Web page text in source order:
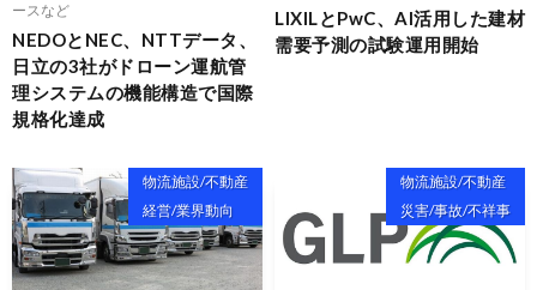
ースなど
NEDOとNEC、NTTデータ、
日立の3社がドローン運航管
理システムの機能構造で国際
規格化達成
LIXILとPwC、AI活用した建材
需要予測の試験運用開始
物流施設/不動産
経営/業界動向
物流施設/不動産
災害/事故/不祥事